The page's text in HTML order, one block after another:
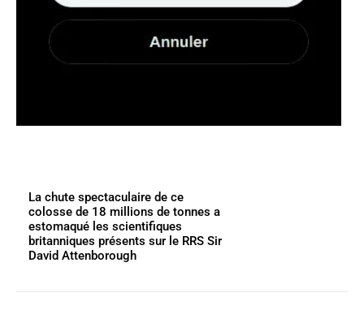
La chute spectaculaire de ce
colosse de 18 millions de tonnes a
estomaqué les scientifiques
britanniques présents sur le RRS Sir
David Attenborough